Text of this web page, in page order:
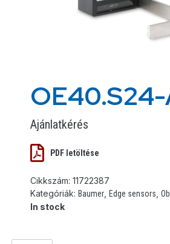
OE40.S24-
Ajánlatkérés
PDF letöltése
Cikkszám: 11722387
Kategóriák: Baumer Edge sensors
In stock